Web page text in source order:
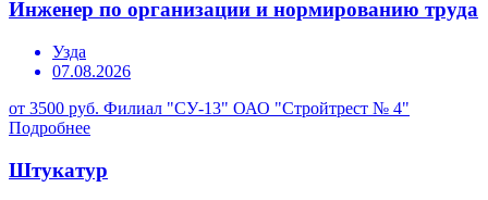
Инженер по организации и нормированию труда
Узда
07.08.2026
от 3500 руб. Филиал "СУ-13" ОАО "Стройтрест № 4"
Подробнее
Штукатур